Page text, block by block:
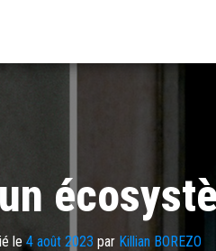
le4 août 2023 par Killian BOREZO